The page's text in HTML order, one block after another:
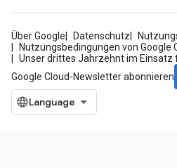
Über Google Datenschutz
Nutzungsbedingungen von Google
Unser drittes Jahrzehnt im Einsatz
Google Cloud-Newsletter abonnieren